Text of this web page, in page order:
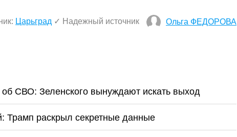
Царьград ✓ Надежный источник Ольга ФЕДОРОВА
СВО: Зеленского вынуждают искать выход
Трамп раскрыл секретные данные